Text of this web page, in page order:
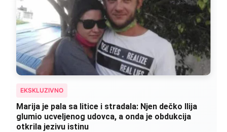
EKSKLUZIVNO
Kad se Marin suprug razbolio ona ga kupala,
pelene mu mijenjala: Jedno jutro je poslao po
čokoladu..